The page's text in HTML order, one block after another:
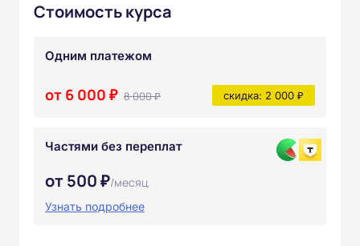
Стоимость курса
Одним платежом
от 6 000 ₽ 8 000 ₽ скидка: 2 000 ₽
Частями без переплат
от 500 ₽/месяц
Узнать подробнее